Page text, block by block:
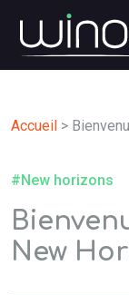
Accueil >
#New horizons
New